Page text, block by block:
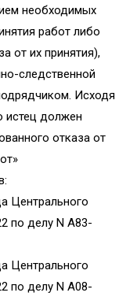
необходимых
работ либо
от их принятия),
следственной
Исходя
истец должен
отказа от
Центрального
по делу N А83-
Центрального
по делу N А08-